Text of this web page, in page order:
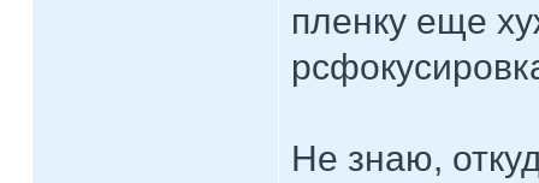
пленку еще
Не знаю,